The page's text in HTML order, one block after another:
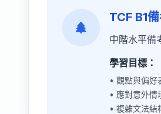
TCF B1
中階水平備
學習目標：
• 觀點與偏好
• 應對意外情
• 複雜文法結